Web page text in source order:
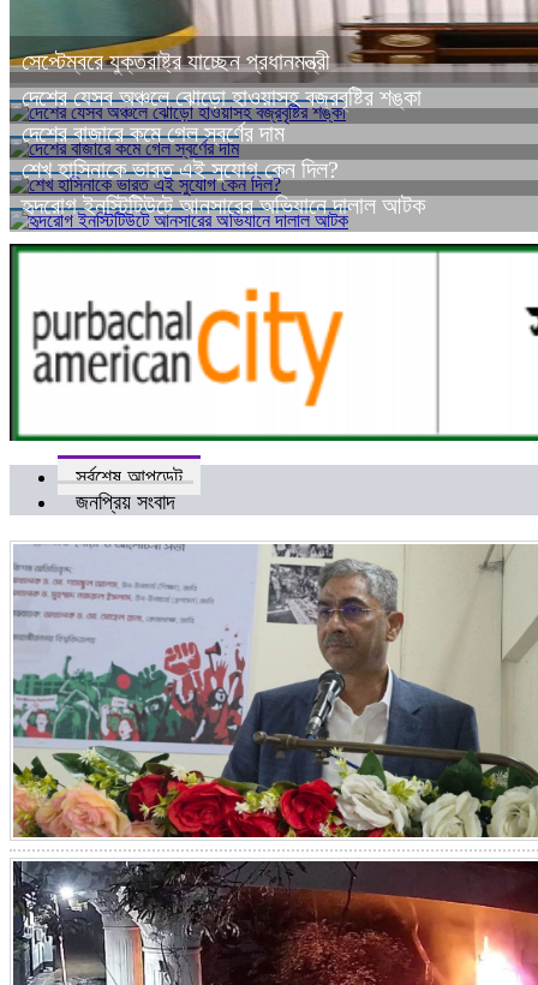
সেপ্টেম্বরে যুক্তরাষ্ট্র যাচ্ছেন প্রধানমন্ত্রী
দেশের যেসব অঞ্চলে ঝোড়ো হাওয়াসহ বজ্রবৃষ্টির শঙ্কা
দেশের বাজারে কমে গেল স্বর্ণের দাম
শেখ হাসিনাকে ভারত এই সুযোগ কেন দিল?
হৃদরোগ ইনস্টিটিউটে আনসারের অভিযানে দালাল আটক
সর্বশেষ আপডেট
জনপ্রিয় সংবাদ